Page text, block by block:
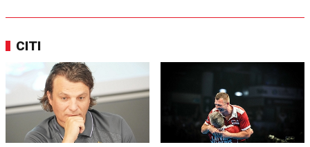
CITI